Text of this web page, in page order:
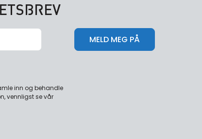
inn og behandle
vennligst se vår